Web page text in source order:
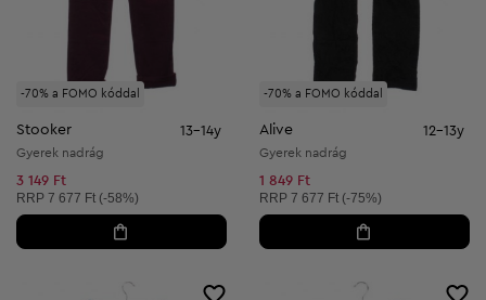
-70% a FOMO kóddal
Stooker 13-14y
Gyerek nadrág
3 149 Ft
Ajánlott ár:
RRP 7 677 Ft (-58%)
-70% a FOMO kóddal
Alive 12-13y
Gyerek nadrág
1 849 Ft
Ajánlott ár:
RRP 7 677 Ft (-75%)